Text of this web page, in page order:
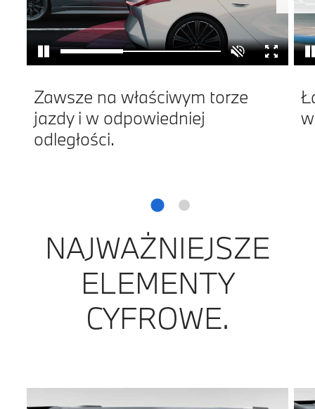
Zawsze na właściwym torze
jazdy i w odpowiedniej
odległości.
NAJWAŻNIEJSZE
ELEMENTY
CYFROWE.